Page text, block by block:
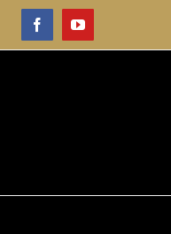
FacebookYouTube